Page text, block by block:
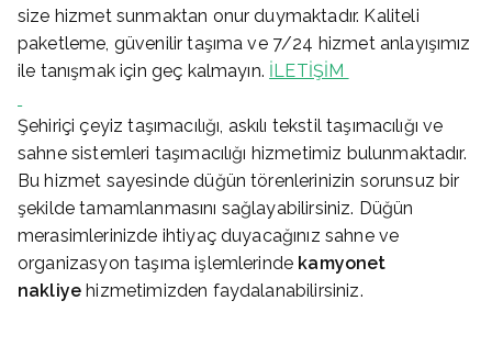
size hizmet sunmaktan onur duymaktadır. Kaliteli
paketleme, güvenilir taşıma ve 7/24 hizmet anlayışımız
ile tanışmak için geç kalmayın. İLETİŞİM
Şehiriçi çeyiz taşımacılığı, askılı tekstil taşımacılığı ve
sahne sistemleri taşımacılığı hizmetimiz bulunmaktadır.
Bu hizmet sayesinde düğün törenlerinizin sorunsuz bir
şekilde tamamlanmasını sağlayabilirsiniz. Düğün
merasimlerinizde ihtiyaç duyacağınız sahne ve
organizasyon taşıma işlemlerinde kamyonet
nakliye hizmetimizden faydalanabilirsiniz.